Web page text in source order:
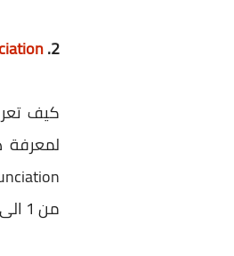
2.
كيف
من 1 الى 5 نجوم.